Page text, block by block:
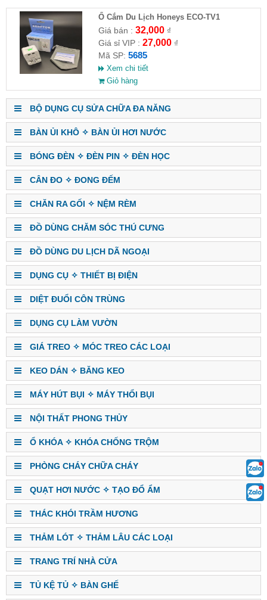
Ổ Cắm Du Lịch Honeys ECO-TV1
Giá bán : 32,000₫
Giá sỉ VIP : 27,000₫
Mã SP: 5685
Xem chi tiết
Giỏ hàng
BỘ DỤNG CỤ SỬA CHỮA ĐA NĂNG
BÀN ỦI KHÔ ✧ BÀN ỦI HƠI NƯỚC
BÓNG ĐÈN ✧ ĐÈN PIN ✧ ĐÈN HỌC
CÂN ĐO ✧ ĐONG ĐẾM
CHĂN RA GỐI ✧ NỆM RÈM
ĐỒ DÙNG CHĂM SÓC THÚ CƯNG
ĐỒ DÙNG DU LỊCH DÃ NGOẠI
DỤNG CỤ ✧ THIẾT BỊ ĐIỆN
DIỆT ĐUỔI CÔN TRÙNG
DỤNG CỤ LÀM VƯỜN
GIÁ TREO ✧ MÓC TREO CÁC LOẠI
KEO DÁN ✧ BĂNG KEO
MÁY HÚT BỤI ✧ MÁY THỔI BỤI
NỘI THẤT PHONG THỦY
Ổ KHÓA ✧ KHÓA CHỐNG TRỘM
PHÒNG CHÁY CHỮA CHÁY
QUẠT HƠI NƯỚC ✧ TẠO ĐỔ ẨM
THÁC KHÓI TRẦM HƯƠNG
THẢM LÓT ✧ THẢM LÂU CÁC LOẠI
TRANG TRÍ NHÀ CỬA
TỦ KỆ TỦ ✧ BÀN GHẾ